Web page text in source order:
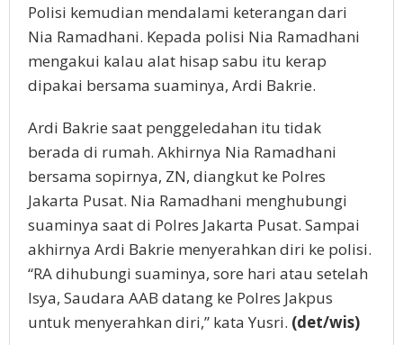
Polisi kemudian mendalami keterangan dari
Nia Ramadhani. Kepada polisi Nia Ramadhani
mengakui kalau alat hisap sabu itu kerap
dipakai bersama suaminya, Ardi Bakrie.
Ardi Bakrie saat penggeledahan itu tidak
berada di rumah. Akhirnya Nia Ramadhani
bersama sopirnya, ZN, diangkut ke Polres
Jakarta Pusat. Nia Ramadhani menghubungi
suaminya saat di Polres Jakarta Pusat. Sampai
akhirnya Ardi Bakrie menyerahkan diri ke polisi.
“RA dihubungi suaminya, sore hari atau setelah
Isya, Saudara AAB datang ke Polres Jakpus
untuk menyerahkan diri,” kata Yusri. (det/wis)